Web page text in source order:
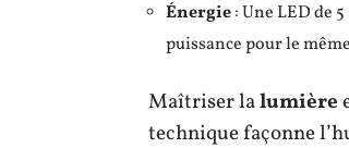
Énergie: Une LED de
puissance pour le
Maîtriser lalumière
technique façonne